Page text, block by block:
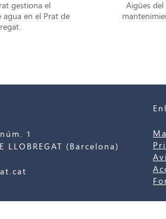
gestiona el
agua en el Prat de
Aigües
1
LLOBREGAT (Barcelona)